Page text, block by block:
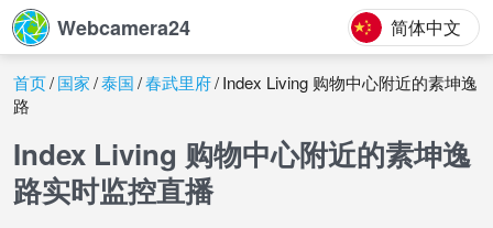
Webcamera24 简体中文
首页 国家 泰国 春武里府 Index Living 购物中心附近的素坤逸
路
Index Living 购物中心附近的素坤逸
路实时监控直播